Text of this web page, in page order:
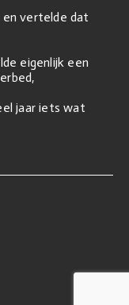
en vertelde dat
eigenlijk een
jaar iets wat